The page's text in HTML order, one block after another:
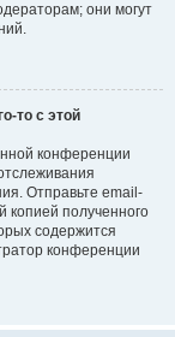
они могут
то с этой
конференции
Отправьте email-
полученного
содержится
конференции